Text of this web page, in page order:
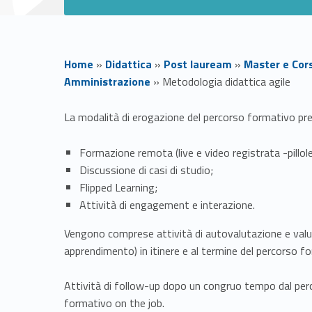
Home » Didattica » Post lauream » Master e
Amministrazione » Metodologia didattica agile
M
e
t
o
d
o
La modalità di erogazione del percorso formativo
Formazione remota (live e video registrata -
Discussione di casi di studio;
Flipped Learning;
Attività di engagement e interazione.
Vengono comprese attività di autovalutazione e
apprendimento) in itinere e al termine del percorso
Attività di follow-up dopo un congruo tempo dal
formativo on the job.